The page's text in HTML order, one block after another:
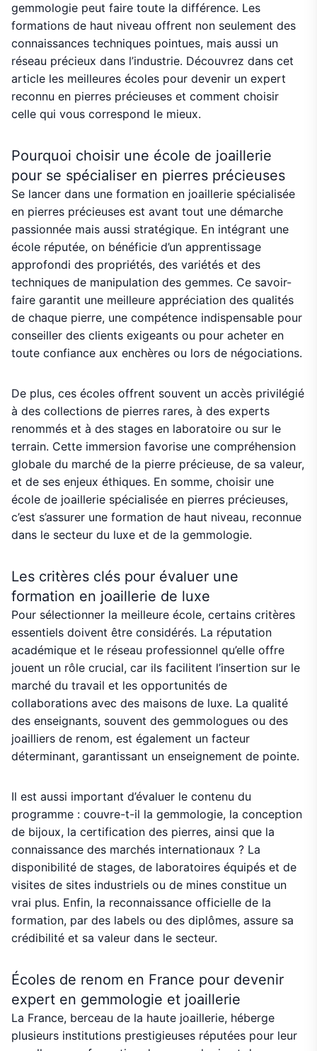
gemmologie peut faire toute la différence. Les
formations de haut niveau offrent non seulement des
connaissances techniques pointues, mais aussi un
réseau précieux dans l’industrie. Découvrez dans cet
article les meilleures écoles pour devenir un expert
reconnu en pierres précieuses et comment choisir
celle qui vous correspond le mieux.
Pourquoi choisir une école de joaillerie
pour se spécialiser en pierres précieuses
Se lancer dans une formation en joaillerie spécialisée
en pierres précieuses est avant tout une démarche
passionnée mais aussi stratégique. En intégrant une
école réputée, on bénéficie d’un apprentissage
approfondi des propriétés, des variétés et des
techniques de manipulation des gemmes. Ce savoir-
faire garantit une meilleure appréciation des qualités
de chaque pierre, une compétence indispensable pour
conseiller des clients exigeants ou pour acheter en
toute confiance aux enchères ou lors de négociations.
De plus, ces écoles offrent souvent un accès privilégié
à des collections de pierres rares, à des experts
renommés et à des stages en laboratoire ou sur le
terrain. Cette immersion favorise une compréhension
globale du marché de la pierre précieuse, de sa valeur,
et de ses enjeux éthiques. En somme, choisir une
école de joaillerie spécialisée en pierres précieuses,
c’est s’assurer une formation de haut niveau, reconnue
dans le secteur du luxe et de la gemmologie.
Les critères clés pour évaluer une
formation en joaillerie de luxe
Pour sélectionner la meilleure école, certains critères
essentiels doivent être considérés. La réputation
académique et le réseau professionnel qu’elle offre
jouent un rôle crucial, car ils facilitent l’insertion sur le
marché du travail et les opportunités de
collaborations avec des maisons de luxe. La qualité
des enseignants, souvent des gemmologues ou des
joailliers de renom, est également un facteur
déterminant, garantissant un enseignement de pointe.
Il est aussi important d’évaluer le contenu du
programme : couvre-t-il la gemmologie, la conception
de bijoux, la certification des pierres, ainsi que la
connaissance des marchés internationaux ? La
disponibilité de stages, de laboratoires équipés et de
visites de sites industriels ou de mines constitue un
vrai plus. Enfin, la reconnaissance officielle de la
formation, par des labels ou des diplômes, assure sa
crédibilité et sa valeur dans le secteur.
Écoles de renom en France pour devenir
expert en gemmologie et joaillerie
La France, berceau de la haute joaillerie, héberge
plusieurs institutions prestigieuses réputées pour leur